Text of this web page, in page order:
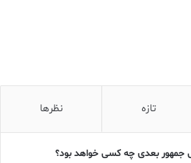
تازه نظرها
جمهور بعدی چه کسی خواهد بود؟